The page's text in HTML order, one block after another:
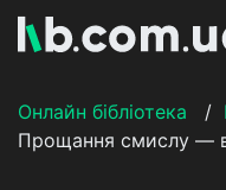
Онлайн бібліотека
/
Прощання смислу —